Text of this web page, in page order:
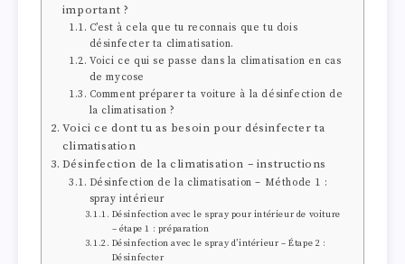
important ?
C’est à cela que tu reconnais que tu dois
désinfecter ta climatisation.
Voici ce qui se passe dans la climatisation en cas
de mycose
Comment préparer ta voiture à la désinfection de
la climatisation ?
Voici ce dont tu as besoin pour désinfecter ta
climatisation
Désinfection de la climatisation – instructions
Désinfection de la climatisation – Méthode 1 :
spray intérieur
Désinfection avec le spray pour intérieur de voiture
– étape 1 : préparation
Désinfection avec le spray d’intérieur – Étape 2 :
Désinfecter